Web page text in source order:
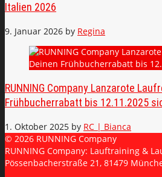
Italien 2026
9. Januar 2026 by Regina
RUNNING Company Lanzarote
Frühbucherrabatt bis 12.11.2025
1. Oktober 2025 by RC | Bianca
© 2026 RUNNING Company
RUNNING Company: Lauftraining &
Pössenbacherstraße 21, 81479